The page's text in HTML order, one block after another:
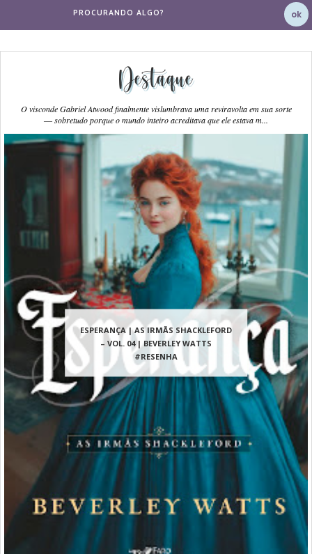
Destaque
ESPERANÇA | AS IRMÃS SHACKLEFORD
– VOL. 04 | BEVERLEY WATTS
#RESENHA
O visconde Gabriel Atwood finalmente vislumbrava uma reviravolta em sua sorte
― sobretudo porque o mundo inteiro acreditava que ele estava m...